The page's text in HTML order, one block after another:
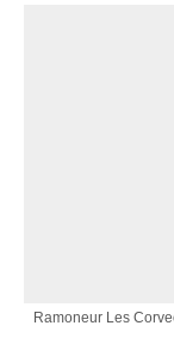
Ramoneur Les